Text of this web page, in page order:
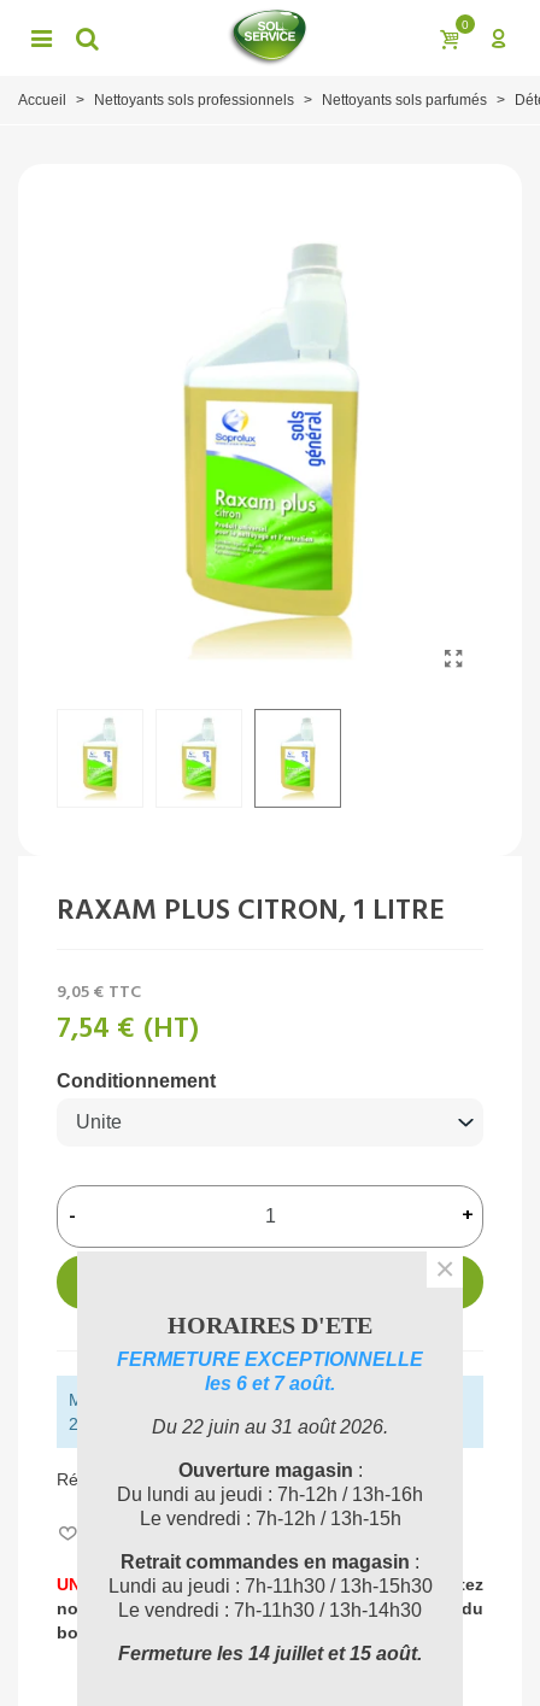
0
Accueil > Nettoyants sols professionnels > Nettoyants sols parfumés >
RAXAM PLUS CITRON, 1 LITRE
9,05 € TTC
7,54 € (HT)
Conditionnement
- +
Montant restant pour obtenir la livraison gratuite :
250,00 € (HT)
Référence: 212210
UNE PROBLEMATIQUE DE NETTOYAGE ?Contactez
nos expertspour vous accompagner dansle choix du
bon produit
HORAIRES D'ETE
FERMETURE EXCEPTIONNELLE
les 6 et 7 août.
Du 22 juin au 31 août 2026.
Ouverture magasin :
Du lundi au jeudi : 7h-12h / 13h-16h
Le vendredi : 7h-12h / 13h-15h
Retrait commandes en magasin :
Lundi au jeudi : 7h-11h30 / 13h-15h30
Le vendredi : 7h-11h30 / 13h-14h30
Fermeture les 14 juillet et 15 août.
×